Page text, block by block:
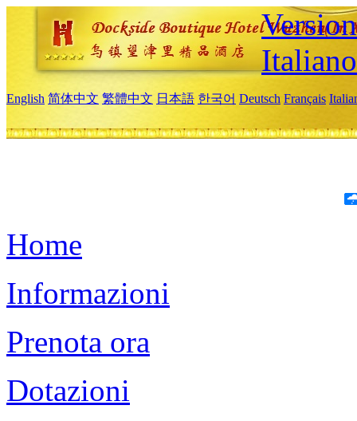
Italiano
English 简体中文 繁體中文 日本語 한국어 Deutsch Français
Home
Informazioni
Prenota ora
Dotazioni